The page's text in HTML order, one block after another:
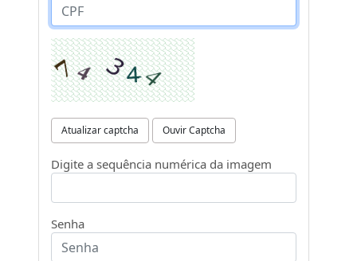
Atualizar captcha Ouvir Captcha
Digite a sequência numérica da imagem
Senha